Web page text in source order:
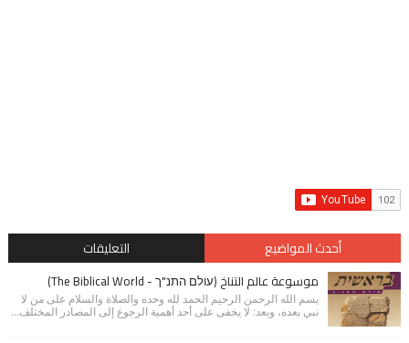
أحدث المواضيع التعليقات
موسوعة عالم التناخ (עולם התנ"ך - The Biblical World)
بسم الله الرحمن الرحيم الحمد لله وحده والصلاة والسلام على من لا
نبي بعده، وبعد: لا يخفى على أحد أهمية الرجوع إلى المصادر المختلف...